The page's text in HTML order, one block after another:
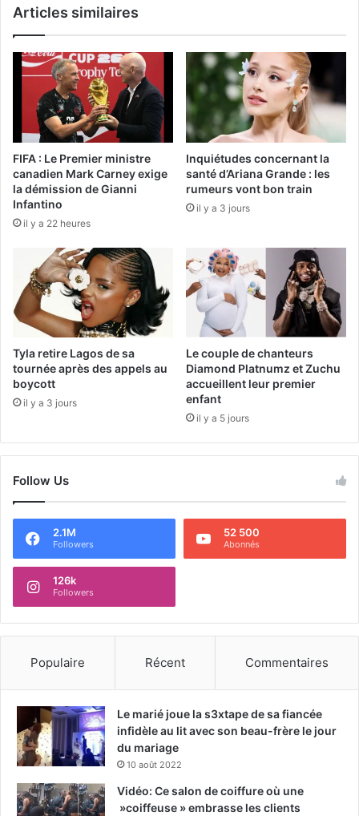
Articles similaires
FIFA : Le Premier ministre
canadien Mark Carney exige
la démission de Gianni
Infantino
il y a 22 heures
Inquiétudes concernant la
santé d’Ariana Grande : les
rumeurs vont bon train
il y a 3 jours
Tyla retire Lagos de sa
tournée après des appels au
boycott
il y a 3 jours
Le couple de chanteurs
Diamond Platnumz et Zuchu
accueillent leur premier
enfant
il y a 5 jours
Follow Us
2.1M
Followers
52 500
Abonnés
126k
Followers
Populaire Récent Commentaires
Le marié joue la s3xtape de sa fiancée
infidèle au lit avec son beau-frère le jour
du mariage
10 août 2022
Vidéo: Ce salon de coiffure où une
»coiffeuse » embrasse les clients